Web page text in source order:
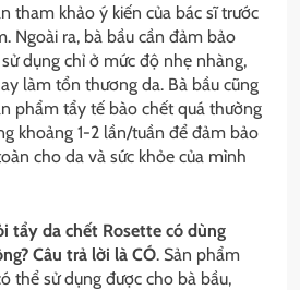
tham khảo ý kiến của bác sĩ trước
Ngoài ra, bà bầu cần đảm bảo
dụng chỉ ở mức độ nhẹ nhàng,
làm tổn thương da. Bà bầu cũng
phẩm tẩy tế bào chết quá thường
khoảng 1-2 lần/tuần để đảm bảo
cho da và sức khỏe của mình
tẩy da chết Rosette có dùng
Câu trả lời là CÓ. Sản phẩm
thể sử dụng được cho bà bầu,